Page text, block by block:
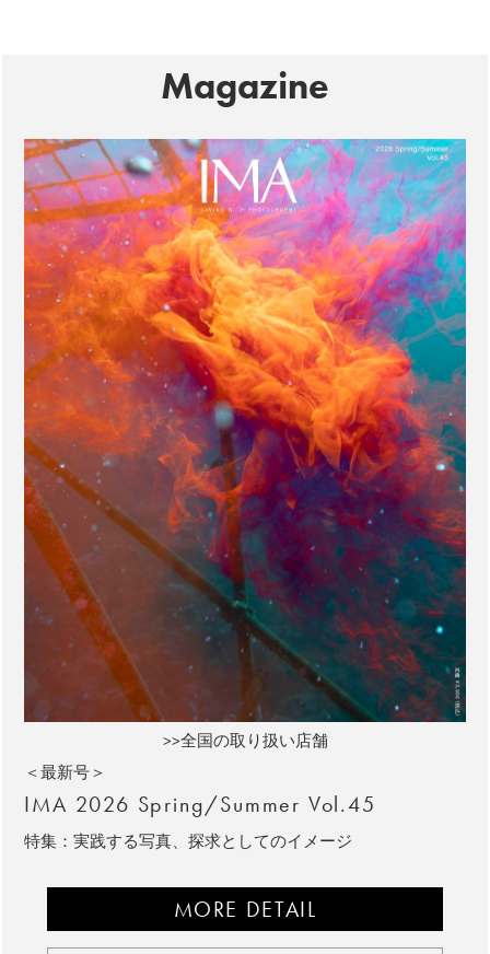
Magazine
>>全国の取り扱い店舗
＜最新号＞
IMA 2026 Spring/Summer Vol.45
特集：実践する写真、探求としてのイメージ
MORE DETAIL